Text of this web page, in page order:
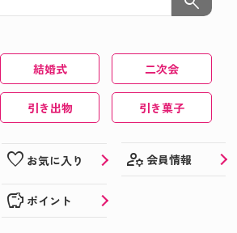
結婚式 二次会
引き出物 引き菓子
favorite お気に入り manage_accounts 会員情報
savings ポイント